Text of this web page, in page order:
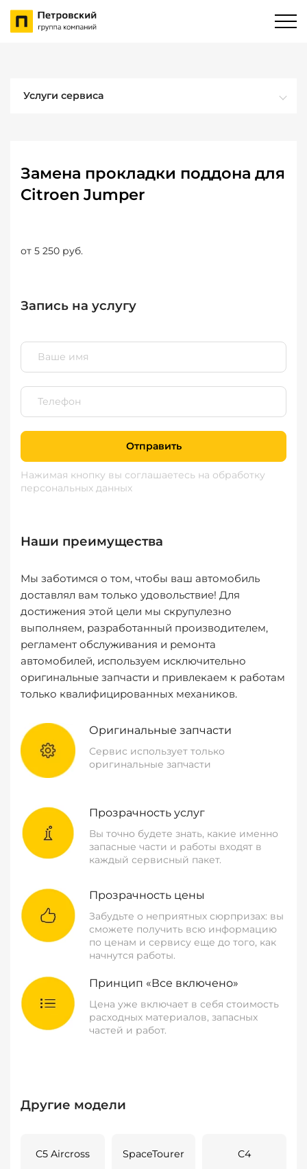
Услуги сервиса
Замена прокладки поддона для
Citroen Jumper
от 5 250 руб.
Запись на услугу
Отправить
Нажимая кнопку вы соглашаетесь на обработку
персональных данных
Наши преимущества
Мы заботимся о том, чтобы ваш автомобиль
доставлял вам только удовольствие! Для
достижения этой цели мы скрупулезно
выполняем, разработанный производителем,
регламент обслуживания и ремонта
автомобилей, используем исключительно
оригинальные запчасти и привлекаем к работам
только квалифицированных механиков.
Оригинальные запчасти
Сервис использует только
оригинальные запчасти
Прозрачность услуг
Вы точно будете знать, какие именно
запасные части и работы входят в
каждый сервисный пакет.
Прозрачность цены
Забудьте о неприятных сюрпризах: вы
сможете получить всю информацию
по ценам и сервису еще до того, как
начнутся работы.
Принцип «Все включено»
Цена уже включает в себя стоимость
расходных материалов, запасных
частей и работ.
Другие модели
C5 Aircross SpaceTourer C4